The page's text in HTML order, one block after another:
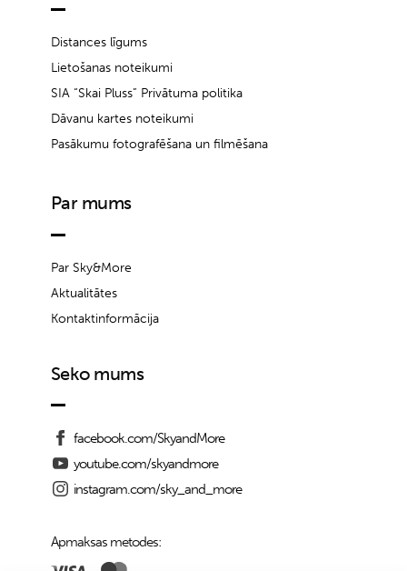
Distances līgums
Lietošanas noteikumi
SIA “Skai Pluss” Privātuma politika
Dāvanu kartes noteikumi
Pasākumu fotografēšana un filmēšana
Par mums
Par Sky&More
Aktualitātes
Kontaktinformācija
Seko mums
facebook.com/SkyandMore
youtube.com/skyandmore
instagram.com/sky_and_more
Apmaksas metodes: